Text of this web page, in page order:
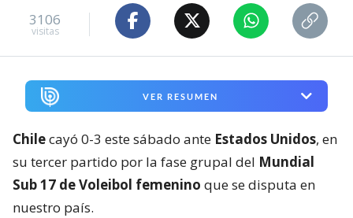
3106
visitas
VER RESUMEN
Chilecayó 0-3 este sábado ante Estados Unidos, en
su tercer partido por la fase grupal del Mundial
Sub 17 de Voleibol femenino que se disputa en
nuestro país.